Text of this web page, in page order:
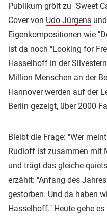
Publikum grölt zu "Sweet
Cover von Udo Jürgens
Eigenkompositionen wie
ist da noch "Looking for
Hasselhoff in der
Million Menschen an der
Hannover werden auf der
Berlin gezeigt, über 2000
Bleibt die Frage: "Wer
Rudloff ist zusammen mit
und trägt das gleiche
erzählt: "Anfang des
gestorben. Und da haben
Hasselhoff." Heute gehe